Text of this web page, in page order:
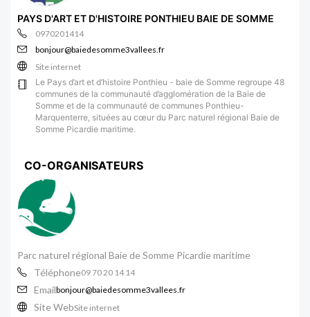
PAYS D'ART ET D'HISTOIRE PONTHIEU BAIE DE SOMME
0970201414
bonjour@baiedesomme3vallees.fr
Site internet
Le Pays d’art et d’histoire Ponthieu - baie de Somme regroupe 48
communes de la communauté d’agglomération de la Baie de
Somme et de la communauté de communes Ponthieu-
Marquenterre, situées au cœur du Parc naturel régional Baie de
Somme Picardie maritime.
CO-ORGANISATEURS
Parc naturel régional Baie de Somme Picardie maritime
Téléphone09 70 20 14 14
Emailbonjour@baiedesomme3vallees.fr
Site WebSite internet